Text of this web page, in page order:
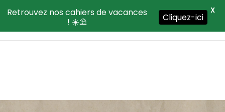
Retrouvez nos cahiers de vacances
! ☀️⛱️
Cliquez-ici
X